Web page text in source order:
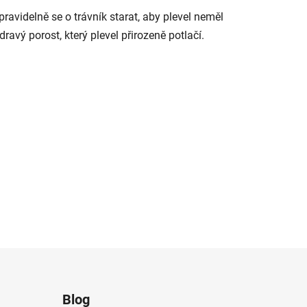
se o trávník starat, aby plevel neměl
porost, který plevel přirozeně potlačí.
Blog